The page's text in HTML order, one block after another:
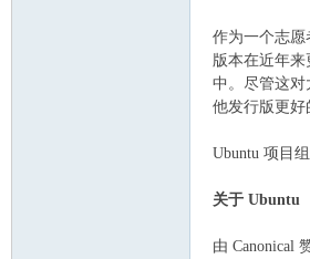
作为一个志愿
版本在近年
中。尽管这对
他发行版更
Ubuntu 项目
关于 Ubuntu
由 Canonical